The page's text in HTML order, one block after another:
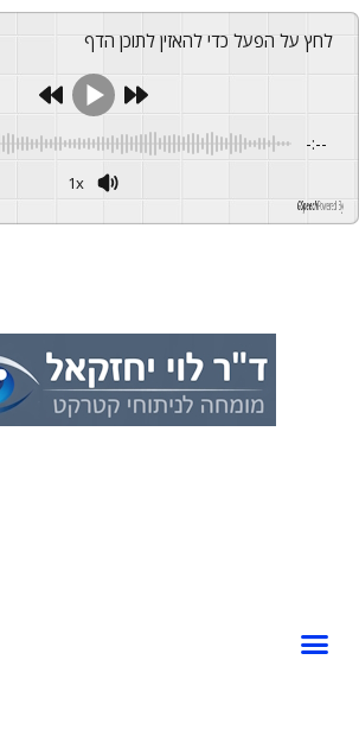
לחץ על הפעל כדי להאזין לתוכן הדף
-:--
1x
Powered By